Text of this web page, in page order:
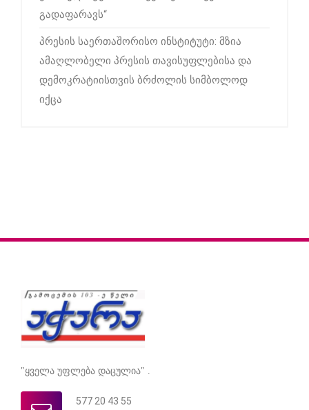
გადაფარავს“
პრესის საერთაშორისო ინსტიტუტი: მზია
ამაღლობელი პრესის თავისუფლებისა და
დემოკრატიისთვის ბრძოლის სიმბოლოდ
იქცა
"ყველა უფლება დაცულია" .
577 20 43 55